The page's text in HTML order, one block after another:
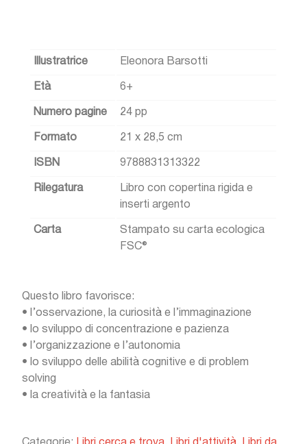
Illustratrice Eleonora Barsotti
Età 6+
Numero pagine 24 pp
Formato 21 x 28,5 cm
ISBN 9788831313322
Rilegatura
Libro con copertina rigida e
inserti argento
Carta
Stampato su carta ecologica
FSC®
Questo libro favorisce:
•
l’osservazione, la curiosità e l’immaginazione
• lo sviluppo di concentrazione e pazienza
•
l’organizzazione e l’autonomia
• lo sviluppo delle abilità cognitive e di problem
solving
• la creatività e la fantasia